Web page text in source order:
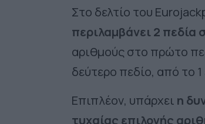
Στο δελτίο του
περιλαμβάνει 2
αριθμούς στο πρώτο
δεύτερο πεδίο, από το
Επιπλέον, υπάρχει η
τυχαίας επιλογής